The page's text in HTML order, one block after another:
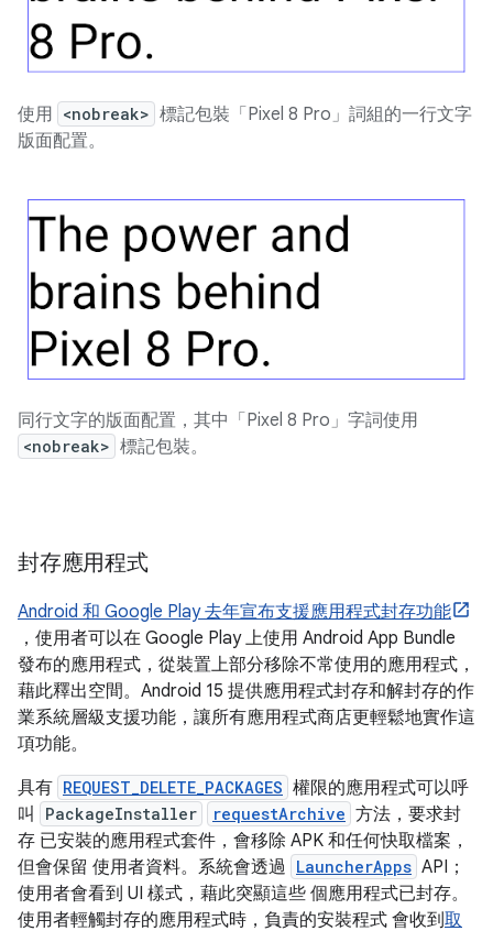
使用 <nobreak> 標記包裝「Pixel 8 Pro」詞組的一行文字
版面配置。
同行文字的版面配置，其中「Pixel 8 Pro」字詞使用
<nobreak> 標記包裝。
封存應用程式
Android 和 Google Play 去年宣布支援應用程式封存功能
，使用者可以在 Google Play 上使用 Android App Bundle
發布的應用程式，從裝置上部分移除不常使用的應用程式，
藉此釋出空間。Android 15 提供應用程式封存和解封存的作
業系統層級支援功能，讓所有應用程式商店更輕鬆地實作這
項功能。
具有 REQUEST_DELETE_PACKAGES 權限的應用程式可以呼
叫
PackageInstaller requestArchive 方法，要求封
存 已安裝的應用程式套件，會移除 APK 和任何快取檔案，
但會保留 使用者資料。系統會透過
LauncherApps API；
使用者會看到 UI 樣式，藉此突顯這些 個應用程式已封存。
使用者輕觸封存的應用程式時，負責的安裝程式 會收到取